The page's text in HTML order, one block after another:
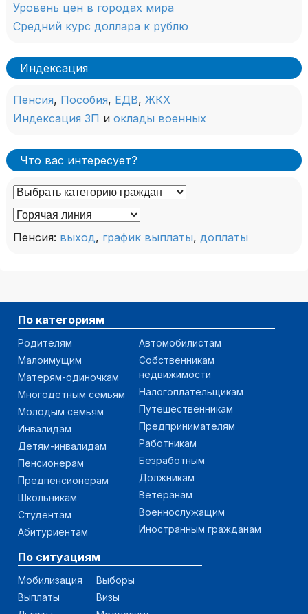
Уровень цен в городах мира
Средний курс доллара к рублю
Индексация
Пенсия, Пособия, ЕДВ, ЖКХ
Индексация ЗП и оклады военных
Что вас интересует?
Пенсия: выход, график выплаты, доплаты
По категориям
Родителям
Малоимущим
Матерям-одиночкам
Многодетным семьям
Молодым семьям
Инвалидам
Детям-инвалидам
Пенсионерам
Предпенсионерам
Школьникам
Студентам
Абитуриентам
Автомобилистам
Собственникам
недвижимости
Налогоплательщикам
Путешественникам
Предпринимателям
Работникам
Безработным
Должникам
Ветеранам
Военнослужащим
Иностранным гражданам
По ситуациям
Мобилизация
Выплаты
Выборы
Визы